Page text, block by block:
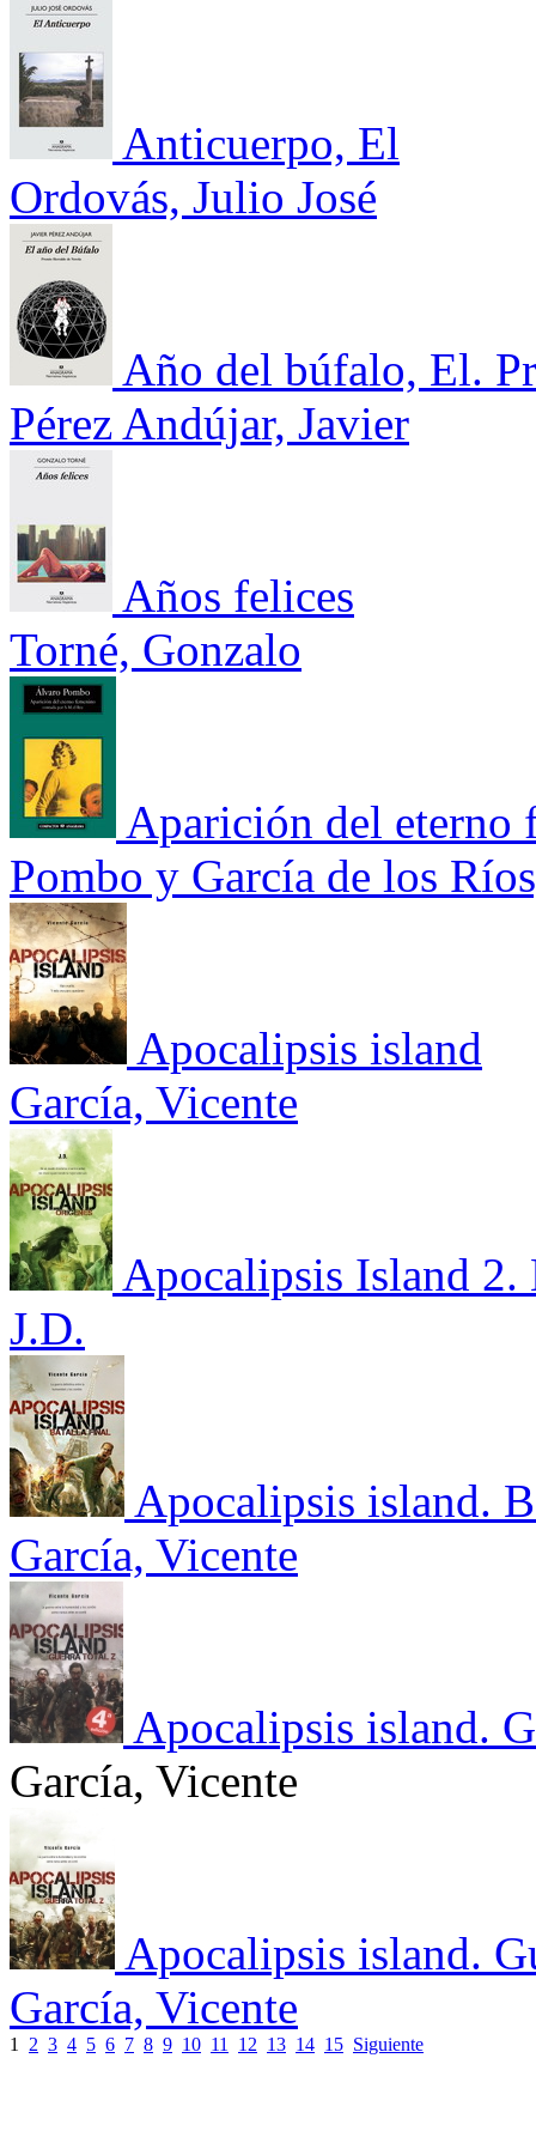
Anticuerpo, El
Ordovás, Julio José
Año del búfalo, El.
Pérez Andújar, Javier
Años felices
Torné, Gonzalo
Aparición del eterno
Pombo y García de los
Apocalipsis island
García, Vicente
Apocalipsis Island 2.
J.D.
Apocalipsis island.
García, Vicente
Apocalipsis island.
García, Vicente
Apocalipsis island.
García, Vicente
1 2 3 4 5 6 7 8 9 10 11 12 13 14 15 Siguiente